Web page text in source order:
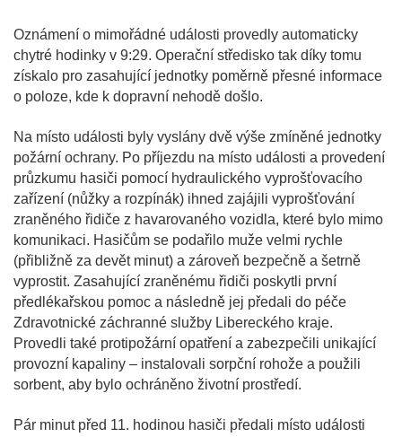
Oznámení o mimořádné události provedly automaticky
chytré hodinky v 9:29. Operační středisko tak díky tomu
získalo pro zasahující jednotky poměrně přesné informace
o poloze, kde k dopravní nehodě došlo.
Na místo události byly vyslány dvě výše zmíněné jednotky
požární ochrany. Po příjezdu na místo události a provedení
průzkumu hasiči pomocí hydraulického vyprošťovacího
zařízení (nůžky a rozpínák) ihned zajájili vyprošťování
zraněného řidiče z havarovaného vozidla, které bylo mimo
komunikaci. Hasičům se podařilo muže velmi rychle
(přibližně za devět minut) a zároveň bezpečně a šetrně
vyprostit. Zasahující zraněnému řidiči poskytli první
předlékařskou pomoc a následně jej předali do péče
Zdravotnické záchranné služby Libereckého kraje.
Provedli také protipožární opatření a zabezpečili unikající
provozní kapaliny – instalovali sorpční rohože a použili
sorbent, aby bylo ochráněno životní prostředí.
Pár minut před 11. hodinou hasiči předali místo události